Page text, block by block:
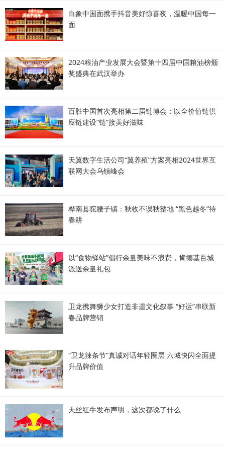
白象中国面携手抖音美好惊喜夜，温暖中国每一
面
2024粮油产业发展大会暨第十四届中国粮油榜颁
奖盛典在武汉举办
百胜中国首次亮相第二届链博会：以全价值链供
应链建设“链”接美好滋味
天翼数字生活公司“翼养殖”方案亮相2024世界互
联网大会乌镇峰会
桦南县驼腰子镇：秋收不误秋整地 “黑色越冬”待
春耕
以“食物驿站”倡行余量美味不浪费，肯德基百城
派送余量礼包
卫龙携舞狮少女打造非遗文化叙事 “好运”串联新
春品牌营销
“卫龙辣条节”真诚对话年轻圈层 六城快闪全面提
升品牌价值
天丝红牛发布声明，这次都说了什么